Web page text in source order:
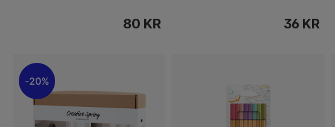
80 KR 36 KR
20%